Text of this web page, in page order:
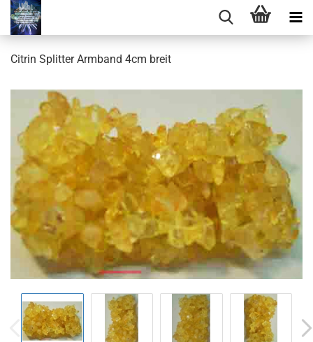
Citrin Splitter Armband 4cm breit